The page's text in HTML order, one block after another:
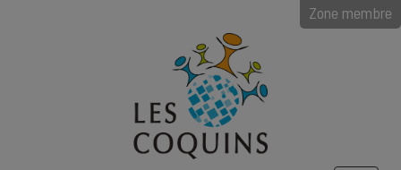
Zone membre